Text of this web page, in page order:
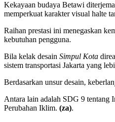
Kekayaan budaya Betawi
memperkuat karakter visual halte
Raihan prestasi ini menegaskan
kebutuhan pengguna.
Bila kelak desain Simpul Kota
sistem transportasi Jakarta yang
Berdasarkan unsur desain,
Antara lain adalah SDG 9 tentang
Perubahan Iklim. (za).